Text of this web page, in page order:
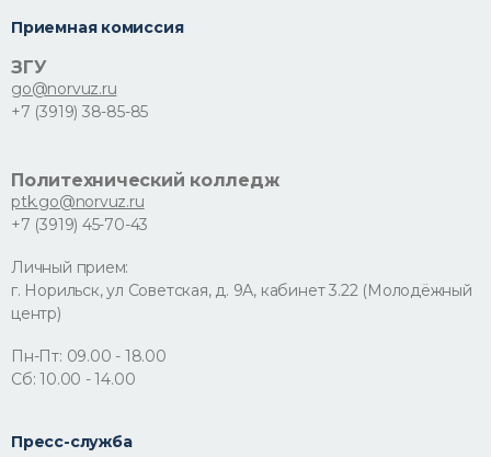
Приемная комиссия
ЗГУ
go@norvuz.ru
+7 (3919) 38-85-85
Политехнический колледж
ptk.go@norvuz.ru
+7 (3919) 45-70-43
Личный прием:
г. Норильск, ул Советская, д. 9А, кабинет 3.22 (Молодёжный
центр)
Пн-Пт: 09.00 - 18.00
Сб: 10.00 - 14.00
Пресс-служба